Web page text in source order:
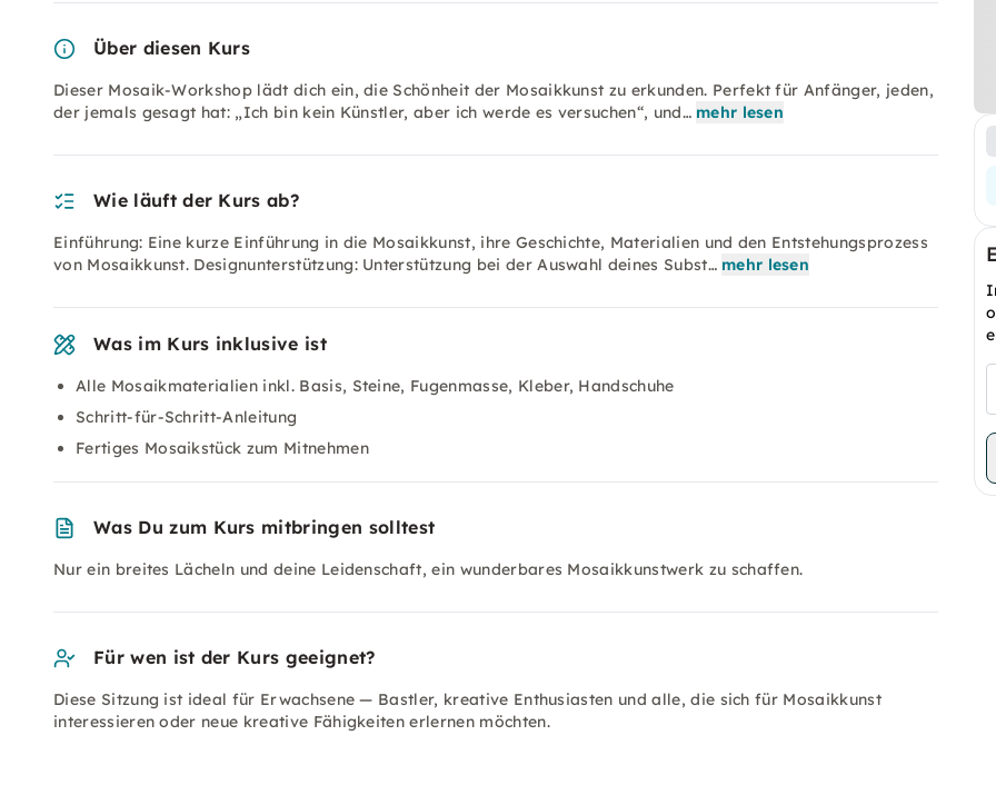
Über diesen Kurs
Dieser Mosaik-Workshop lädt dich ein, die Schönheit der Mosaikkunst zu erkunden. Perfekt für Anfänger, jeden,
der jemals gesagt hat: „Ich bin kein Künstler, aber ich werde es versuchen“, und… mehr lesen
Wie läuft der Kurs ab?
Einführung: Eine kurze Einführung in die Mosaikkunst, ihre Geschichte, Materialien und den Entstehungsprozess
von Mosaikkunst. Designunterstützung: Unterstützung bei der Auswahl deines Subst… mehr lesen
Was im Kurs inklusive ist
Alle Mosaikmaterialien inkl. Basis, Steine, Fugenmasse, Kleber, Handschuhe
Schritt-für-Schritt-Anleitung
Fertiges Mosaikstück zum Mitnehmen
Was Du zum Kurs mitbringen solltest
Nur ein breites Lächeln und deine Leidenschaft, ein wunderbares Mosaikkunstwerk zu schaffen.
Für wen ist der Kurs geeignet?
Diese Sitzung ist ideal für Erwachsene — Bastler, kreative Enthusiasten und alle, die sich für Mosaikkunst
interessieren oder neue kreative Fähigkeiten erlernen möchten.